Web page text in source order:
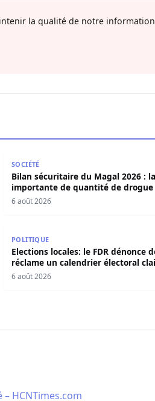
la qualité de notre
SOCIÉTÉ
Bilan sécuritaire du Magal 2026 :
importante de quantité de drogue
6 août 2026
POLITIQUE
Elections locales: le FDR dénonce
réclame un calendrier électoral
6 août 2026
HCNTimes.com